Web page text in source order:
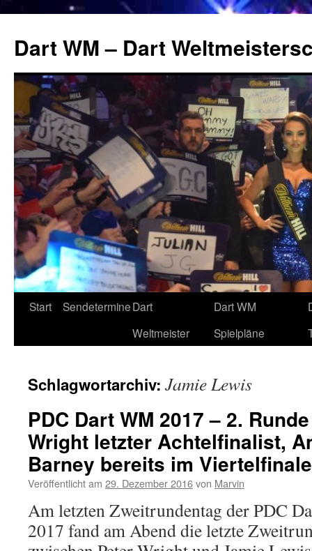
springen
Dart WM – Dart
Start SendetermineDart
Weltmeister
Dart WM
Spielpläne
Schlagwortarchiv: Jamie Lewis
PDC Dart WM 2017 – 2.
Wright letzter Achtelfinalist,
Barney bereits im Viertelfinale
Veröffentlicht am 29. Dezember 2016von Marvin
Am letzten Zweitrundentag der PDC
2017 fand am Abend die letzte